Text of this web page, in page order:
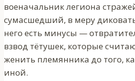
военачальник легиона
сумасшедший, в меру
него есть минусы —
взвод тётушек, которые
женить племянника до того,
иной.